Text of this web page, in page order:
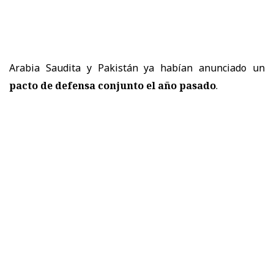
Arabia Saudita y Pakistán ya habían anunciado un
pacto de defensa conjunto el año pasado.